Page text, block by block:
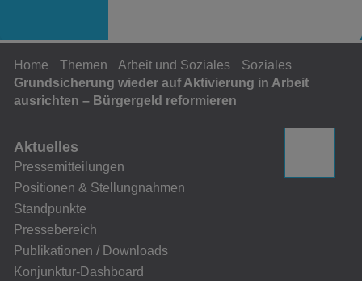
Home Themen Arbeit und Soziales
Soziales
Grundsicherung wieder auf Aktivierung in Arbeit
ausrichten – Bürgergeld reformieren
Aktuelles
Pressemitteilungen
Positionen & Stellungnahmen
Standpunkte
Pressebereich
Publikationen / Downloads
Konjunktur-Dashboard